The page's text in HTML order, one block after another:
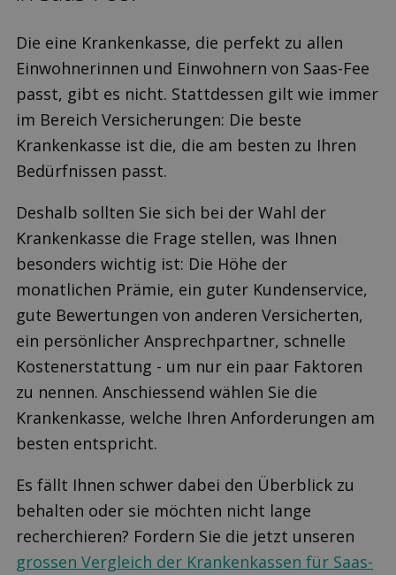
Die eine Krankenkasse, die perfekt zu allen
Einwohnerinnen und Einwohnern von Saas-Fee
passt, gibt es nicht. Stattdessen gilt wie immer
im Bereich Versicherungen: Die beste
Krankenkasse ist die, die am besten zu Ihren
Bedürfnissen passt.
Deshalb sollten Sie sich bei der Wahl der
Krankenkasse die Frage stellen, was Ihnen
besonders wichtig ist: Die Höhe der
monatlichen Prämie, ein guter Kundenservice,
gute Bewertungen von anderen Versicherten,
ein persönlicher Ansprechpartner, schnelle
Kostenerstattung - um nur ein paar Faktoren
zu nennen. Anschiessend wählen Sie die
Krankenkasse, welche Ihren Anforderungen am
besten entspricht.
Es fällt Ihnen schwer dabei den Überblick zu
behalten oder sie möchten nicht lange
recherchieren? Fordern Sie die jetzt unseren
grossen Vergleich der Krankenkassen für Saas-